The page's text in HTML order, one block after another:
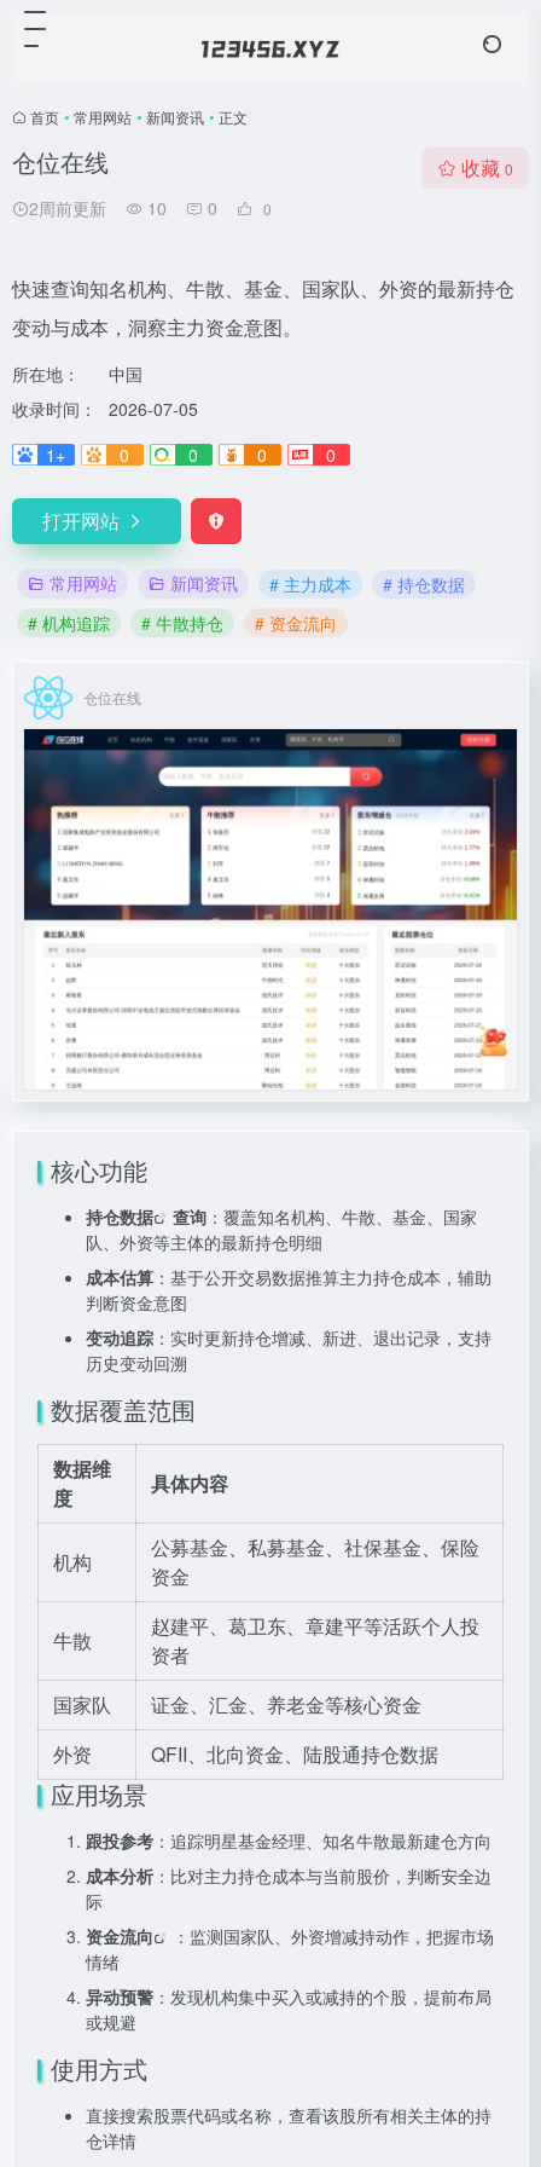
首页 • 常用网站 • 新闻资讯 • 正文
仓位在线
2周前更新 10 0 0
收藏 0
快速查询知名机构、牛散、基金、国家队、外资的最新持仓
变动与成本，洞察主力资金意图。
所在地：
中国
收录时间：
2026-07-05
1+
0 0 0 0
打开网站
常用网站 新闻资讯 # 主力成本
# 持仓数据
# 机构追踪
# 牛散持仓 # 资金流向
仓位在线
核心功能
持仓数据 查询 ：覆盖知名机构、牛散、基金、国家
队、外资等主体的最新持仓明细
成本估算 ：基于公开交易数据推算主力持仓成本，辅助
判断资金意图
变动追踪 ：实时更新持仓增减、新进、退出记录，支持
历史变动回溯
数据覆盖范围
数据维
度
具体内容
机构
公募基金、私募基金、社保基金、保险
资金
牛散
赵建平、葛卫东、章建平等活跃个人投
资者
国家队
证金、汇金、养老金等核心资金
外资
QFII、北向资金、陆股通持仓数据
应用场景
跟投参考 ：追踪明星基金经理、知名牛散最新建仓方向
成本分析 ：比对主力持仓成本与当前股价，判断安全边
际
资金流向
：监测国家队、外资增减持动作，把握市场
情绪
异动预警 ：发现机构集中买入或减持的个股，提前布局
或规避
使用方式
直接搜索股票代码或名称，查看该股所有相关主体的持
仓详情